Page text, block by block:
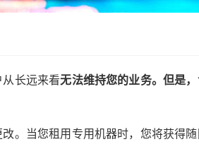
长远来看无法维持您的业务。但是
改。当您租用专用机器时，您将获得